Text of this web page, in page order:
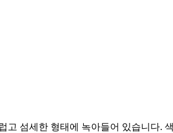
섬세한 형태에 녹아들어 있습니다.